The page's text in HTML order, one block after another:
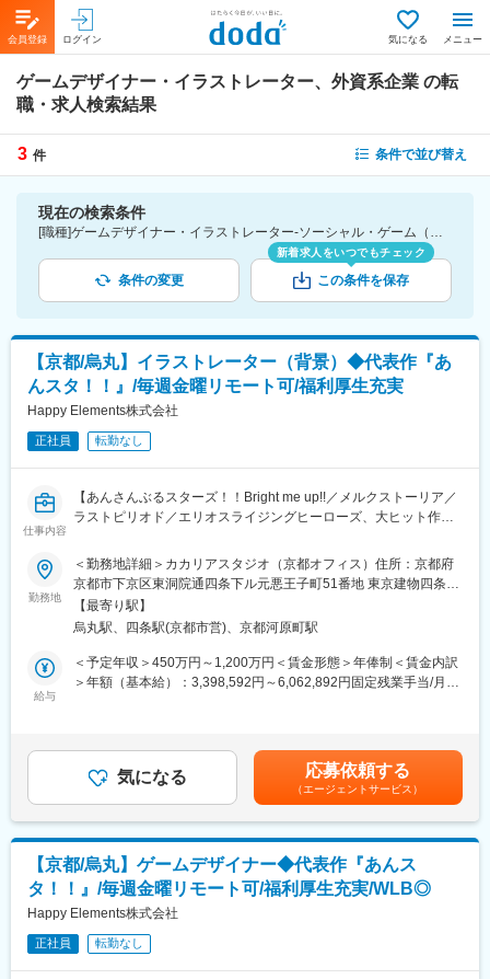
会員登録 ログイン 気になる メニュー
ゲームデザイナー・イラストレーター、外資系企業 の転
職・求人検索結果
3 件 条件で並び替え
現在の検索条件
[職種]ゲームデザイナー・イラストレーター-ソーシャル・ゲーム（制作・開発） [詳細条件](会社・職場の環境)外資系企業
条件の変更
新着求人をいつでもチェック
この条件を保存
【京都/烏丸】イラストレーター（背景）◆代表作『あ
んスタ！！』/毎週金曜リモート可/福利厚生充実
Happy Elements株式会社
正社員 転勤なし
仕事内容
【あんさんぶるスターズ！！Bright me up!!／メルクストーリア／
ラストピリオド／エリオスライジングヒーローズ、大ヒット作ソ
■主な業務：
・2D背景イラスト全般の制作
・アートディレクション業務
■組織風土：
在籍社員は男性が4割・女性が6割を占め、職種構成では、エンジ
です。リーダー職（部門や部門内のセクションの統括を行う役
割）の平均年齢は37.5歳、最年少では25歳のリーダー職登用の事
毎週金曜日は、各人が集中して作業を行うことにフォーカスする
『クリエイターズフライデー』とし、働く場所はオフィスでもリ
モートでもOKとしています。打合せや会議なども、金曜日には極
力いれないようにしています。体調不良時における月1回を上限と
したリモートワーク許可制度があり、無理をせずゆっくり休んで
いただくことを大前提として、自宅での業務実施には支障がない
が通勤等が心身の負担になるといった場合や、女性特有の体調不
勤務地
＜勤務地詳細＞カカリアスタジオ（京都オフィス）住所：京都府
京都市下京区東洞院通四条下ル元悪王子町51番地 東京建物四条烏
丸ビル EAST4階勤務地最寄駅：阪急京都線／烏丸駅受動喫煙対
策：屋内全面禁煙変更の範囲：会社の定める事業所
【最寄り駅】
烏丸駅、四条駅(京都市営)、京都河原町駅
給与
＜予定年収＞450万円～1,200万円＜賃金形態＞年俸制＜賃金内訳
＞年額（基本給）：3,398,592円～6,062,892円固定残業手当/月：
給与補足＞※経験・能力等を考慮の上、当社規定により決定しま
す。■昇級：あり■インセンティブ：会社業績に応じて年1回支給
します。賃金はあくまでも目安の金額であり、選考を通じて上下
する可能性があります。月給(月額)は固定手当を含めた表記です。
気になる 応募依頼する
（エージェントサービス）
【京都/烏丸】ゲームデザイナー◆代表作『あんス
タ！！』/毎週金曜リモート可/福利厚生充実/WLB◎
Happy Elements株式会社
正社員 転勤なし